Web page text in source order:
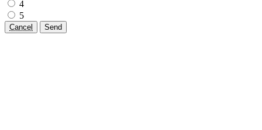
4
5
Cancel Send